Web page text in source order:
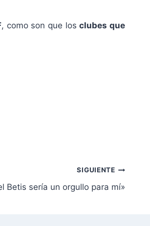
, como son que losclubes que
SIGUIENTE
Betis sería un orgullo para mí»